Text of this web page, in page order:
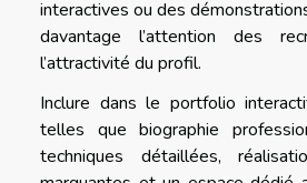
interactives ou des
davantage l’attention des
l’attractivité du profil.
Inclure dans le portfolio
telles que biographie
techniques détaillées,